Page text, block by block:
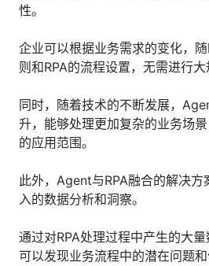
性。
企业可以根据业务需求的变化，
则和RPA的流程设置，无需进行大
同时，随着技术的不断发展，
升，能够处理更加复杂的业务场
的应用范围。
此外，Agent与RPA融合的解决
入的数据分析和洞察。
通过对RPA处理过程中产生的大
可以发现业务流程中的潜在问题